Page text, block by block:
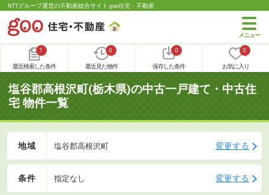
NTTグループ運営の不動産総合サイト goo住宅・不動産
1
最近検索した条件
0
最近見た物件
0
保存した条件
0
お気に入り
塩谷郡高根沢町(栃木県)の中古一戸建て・中古住
宅 物件一覧
地域 塩谷郡高根沢町 変更する
条件 指定なし 変更する